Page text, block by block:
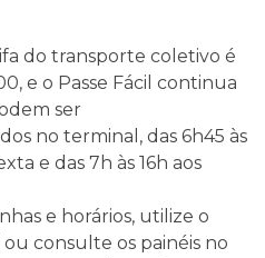
do transporte coletivo é
e o Passe Fácil continua
ser
no terminal, das 6h45 às
e das 7h às 16h aos
e horários, utilize o
consulte os painéis no